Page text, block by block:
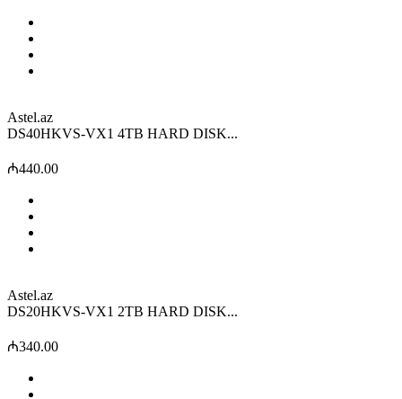
Astel.az
DS40HKVS-VX1 4TB HARD DISK...
₼440.00
Astel.az
DS20HKVS-VX1 2TB HARD DISK...
₼340.00